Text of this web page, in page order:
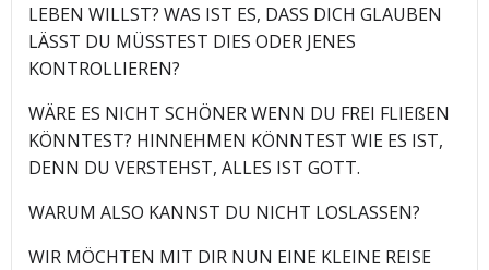
LEBEN WILLST? WAS IST ES, DASS DICH GLAUBEN
LÄSST DU MÜSSTEST DIES ODER JENES
KONTROLLIEREN?
WÄRE ES NICHT SCHÖNER WENN DU FREI FLIEßEN
KÖNNTEST? HINNEHMEN KÖNNTEST WIE ES IST,
DENN DU VERSTEHST, ALLES IST GOTT.
WARUM ALSO KANNST DU NICHT LOSLASSEN?
WIR MÖCHTEN MIT DIR NUN EINE KLEINE REISE